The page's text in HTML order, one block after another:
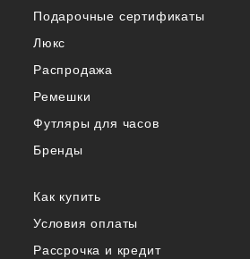
Подарочные сертификаты
Люкс
Распродажа
Ремешки
Футляры для часов
Бренды
Как купить
Условия оплаты
Рассрочка и кредит